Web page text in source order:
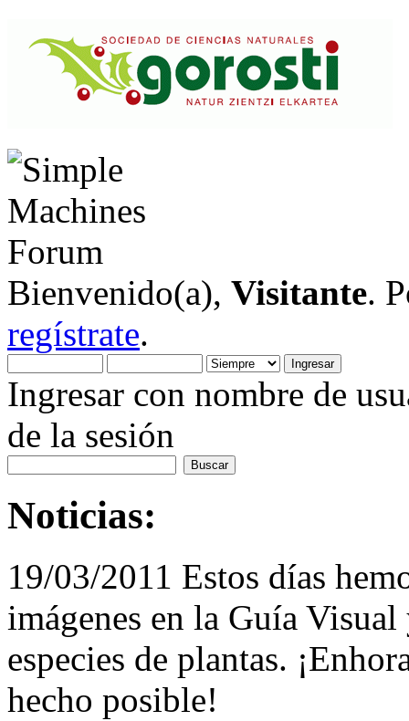
Bienvenido(a), Visitante.
regístrate.
Ingresar con nombre de
de la sesión
Noticias:
19/03/2011 Estos días
imágenes en la Guía
especies de plantas.
hecho posible!